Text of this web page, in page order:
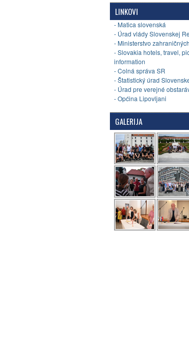
LINKOVI
- Matica slovenská
- Úrad vlády Slovenskej
- Ministerstvo
- Slovakia hotels, travel,
information
- Colná správa SR
- Štatistický úrad
- Úrad pre verejné
- Općina Lipovljani
GALERIJA